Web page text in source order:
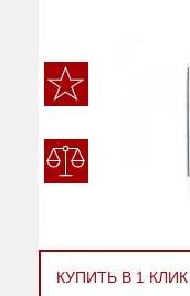
КУПИТЬ В 1 КЛИК